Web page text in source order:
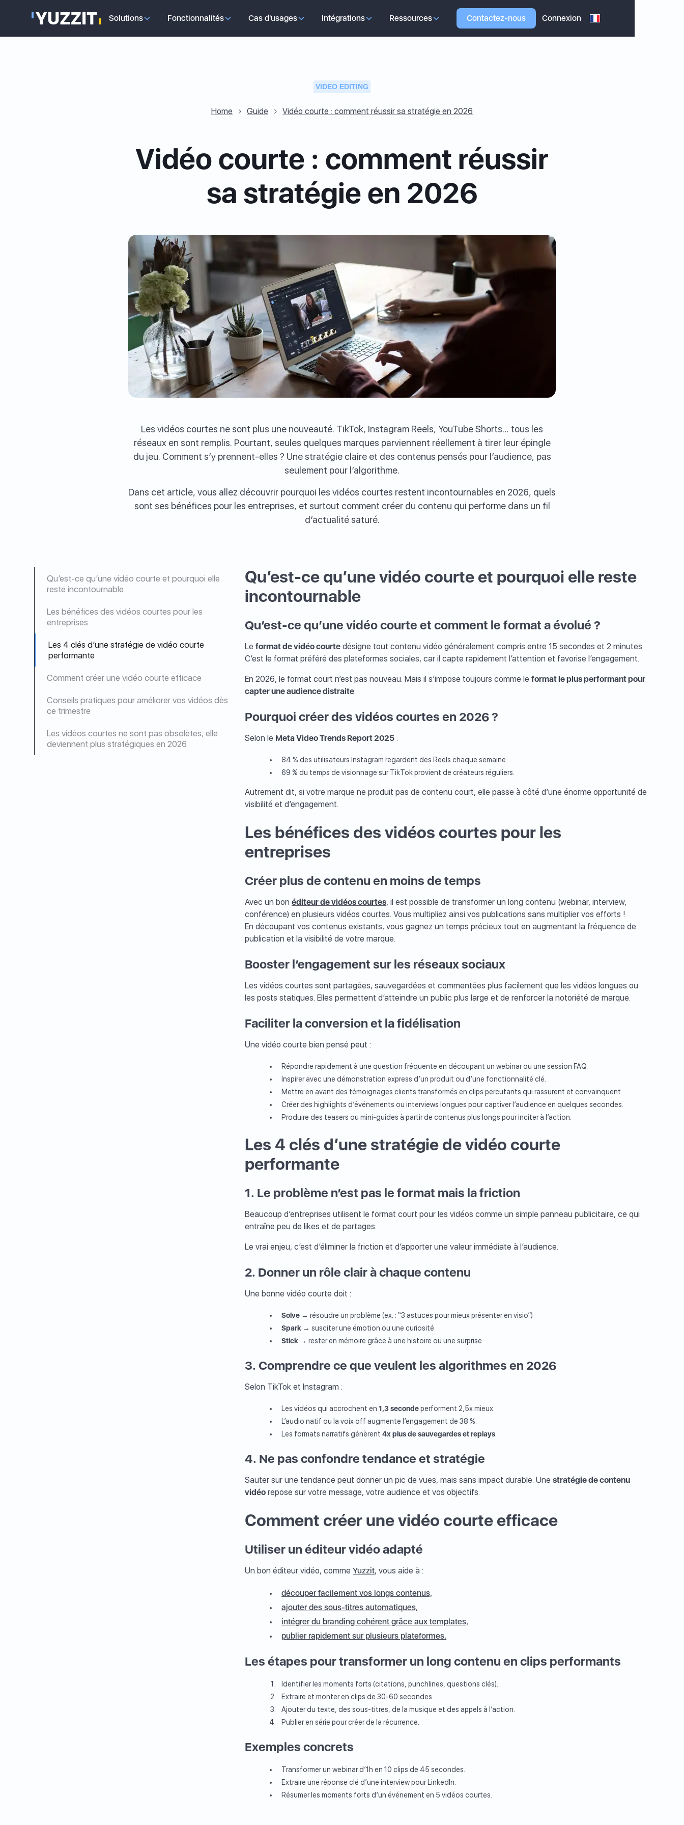
Solutions Fonctionnalités Cas d'usages Intégrations Ressources Contactez-nous Connexion
VIDEO EDITING
Home Guide Vidéo courte : comment réussir sa stratégie en 2026
Vidéo courte : comment réussir
sa stratégie en 2026
Les vidéos courtes ne sont plus une nouveauté. TikTok, Instagram Reels, YouTube Shorts… tous les
réseaux en sont remplis. Pourtant, seules quelques marques parviennent réellement à tirer leur épingle
du jeu. Comment s’y prennent-elles ? Une stratégie claire et des contenus pensés pour l’audience, pas
seulement pour l’algorithme.
Dans cet article, vous allez découvrir pourquoi les vidéos courtes restent incontournables en 2026, quels
sont ses bénéfices pour les entreprises, et surtout comment créer du contenu qui performe dans un fil
d’actualité saturé.
Qu’est-ce qu’une vidéo courte et pourquoi elle
reste incontournable
Les bénéfices des vidéos courtes pour les
entreprises
Les 4 clés d’une stratégie de vidéo courte
performante
Comment créer une vidéo courte efficace
Conseils pratiques pour améliorer vos vidéos dès
ce trimestre
Les vidéos courtes ne sont pas obsolètes, elle
deviennent plus stratégiques en 2026
Qu’est-ce qu’une vidéo courte et pourquoi elle reste
incontournable
Qu’est-ce qu’une vidéo courte et comment le format a évolué ?
Leformat de vidéo courte désigne tout contenu vidéo généralement compris entre 15 secondes et 2 minutes.
C’est le format préféré des plateformes sociales, car il capte rapidement l’attention et favorise l’engagement.
En 2026, le format court n’est pas nouveau. Mais il s’impose toujours comme leformat le plus performant pour
capter une audience distraite.
Pourquoi créer des vidéos courtes en 2026 ?
Selon le Meta Video Trends Report 2025 :
84 % des utilisateurs Instagram regardent des Reels chaque semaine.
69 % du temps de visionnage sur TikTok provient de créateurs réguliers.
Autrement dit, si votre marque ne produit pas de contenu court, elle passe à côté d’une énorme opportunité de
visibilité et d’engagement.
Les bénéfices des vidéos courtes pour les
entreprises
Créer plus de contenu en moins de temps
Avec un bonéditeur de vidéos courtes, il est possible de transformer un long contenu (webinar, interview,
conférence) en plusieurs vidéos courtes. Vous multipliez ainsi vos publications sans multiplier vos efforts !
En découpant vos contenus existants, vous gagnez un temps précieux tout en augmentant la fréquence de
publication et la visibilité de votre marque.
Booster l’engagement sur les réseaux sociaux
Les vidéos courtes sont partagées, sauvegardées et commentées plus facilement que les vidéos longues ou
les posts statiques. Elles permettent d’atteindre un public plus large et de renforcer la notoriété de marque.
Faciliter la conversion et la fidélisation
Une vidéo courte bien pensé peut :
Répondre rapidement à une question fréquente en découpant un webinar ou une session FAQ.
Inspirer avec une démonstration express d’un produit ou d’une fonctionnalité clé.
Mettre en avant des témoignages clients transformés en clips percutants qui rassurent et convainquent.
Créer des highlights d’événements ou interviews longues pour captiver l’audience en quelques secondes.
Produire des teasers ou mini-guides à partir de contenus plus longs pour inciter à l’action.
Les 4 clés d’une stratégie de vidéo courte
performante
1. Le problème n’est pas le format mais la friction
Beaucoup d’entreprises utilisent le format court pour les vidéos comme un simple panneau publicitaire, ce qui
entraîne peu de likes et de partages.
Le vrai enjeu, c’est d’éliminer la friction et d’apporter une valeur immédiate à l’audience.
2. Donner un rôle clair à chaque contenu
Une bonne vidéo courte doit :
Solve → résoudre un problème (ex. : “3 astuces pour mieux présenter en visio”)
Spark → susciter une émotion ou une curiosité
Stick → rester en mémoire grâce à une histoire ou une surprise
3. Comprendre ce que veulent les algorithmes en 2026
Selon TikTok et Instagram :
Les vidéos qui accrochent en1,3 secondeperforment 2,5x mieux.
L’audio natif ou la voix off augmente l’engagement de 38 %.
Les formats narratifs génèrent4x plus de sauvegardes et replays
4. Ne pas confondre tendance et stratégie
Sauter sur une tendance peut donner un pic de vues, mais sans impact durable. Unestratégie de contenu
vidéo repose sur votre message, votre audience et vos objectifs.
Comment créer une vidéo courte efficace
Utiliser un éditeur vidéo adapté
Un bon éditeur vidéo, commeYuzzit, vous aide à :
découper facilement vos longs contenus,
ajouter des sous-titres automatiques,
intégrer du branding cohérent grâce aux templates,
publier rapidement sur plusieurs plateformes.
Les étapes pour transformer un long contenu en clips performants
Identifier les moments forts (citations, punchlines, questions clés).
Extraire et monter en clips de 30-60 secondes.
Ajouter du texte, des sous-titres, de la musique et des appels à l’action.
Publier en série pour créer de la récurrence.
Exemples concrets
Transformer un webinar d’1h en 10 clips de 45 secondes.
Extraire une réponse clé d’une interview pour LinkedIn.
Résumer les moments forts d’un événement en 5 vidéos courtes.